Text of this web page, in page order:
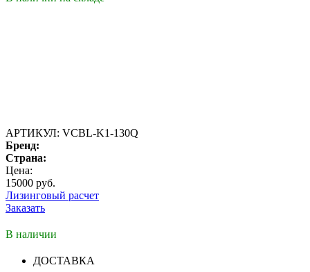
АРТИКУЛ: VCBL-K1-130Q
Бренд:
Страна:
Цена:
15000 руб.
Лизинговый расчет
Заказать
В наличии
ДОСТАВКА